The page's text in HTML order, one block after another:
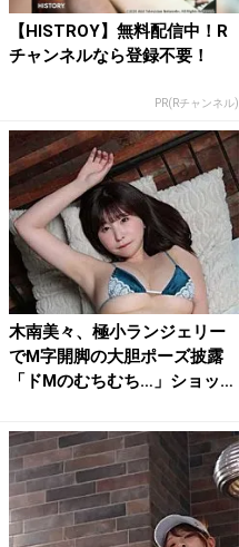
【HISTROY】無料配信中！R
チャンネルなら登録不要！
PR(Rチャンネル)
木南美々、極小ランジェリー
でM字開脚の大胆ポーズ披露
「ドMのむちむち…」ショッ